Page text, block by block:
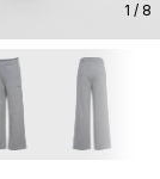
1 / 8